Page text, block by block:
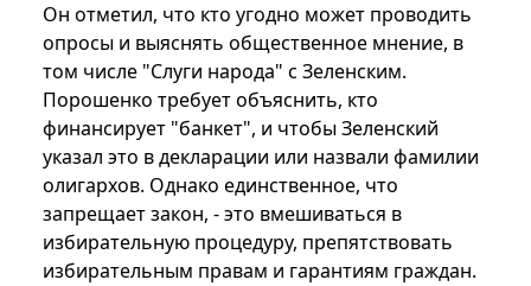
Он отметил, что кто угодно может проводить
опросы и выяснять общественное мнение, в
том числе "Слуги народа" с Зеленским.
Порошенко требует объяснить, кто
финансирует "банкет", и чтобы Зеленский
указал это в декларации или назвали фамилии
олигархов. Однако единственное, что
запрещает закон, - это вмешиваться в
избирательную процедуру, препятствовать
избирательным правам и гарантиям граждан.